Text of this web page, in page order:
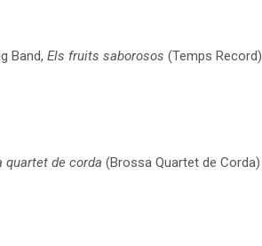
Band, Els fruits saborosos (Temps Record)
quartet de corda (Brossa Quartet de Corda)